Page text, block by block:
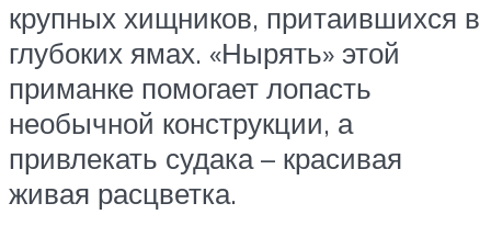
крупных хищников, притаившихся в
глубоких ямах. «Нырять» этой
приманке помогает лопасть
необычной конструкции, а
привлекать судака – красивая
живая расцветка.